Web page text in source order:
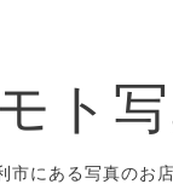
ト
市にある写真のお店